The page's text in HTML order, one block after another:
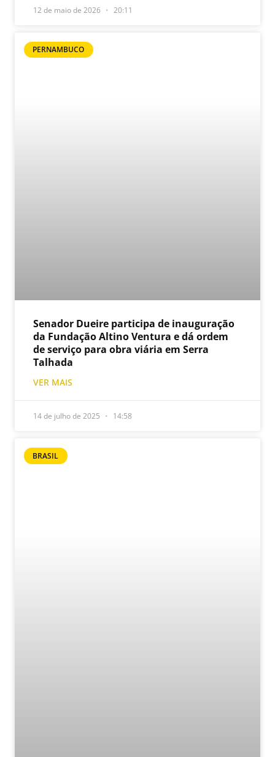
12 de maio de 2026 20:11
PERNAMBUCO
Senador Dueire participa de inauguração
da Fundação Altino Ventura e dá ordem
de serviço para obra viária em Serra
Talhada
VER MAIS
14 de julho de 2025 14:58
BRASIL